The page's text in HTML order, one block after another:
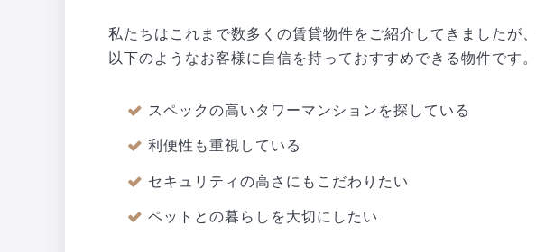
私たちはこれまで数多くの賃貸物件をご紹介してきましたが
以下のようなお客様に自信を持っておすすめできる物件です。
スペックの高いタワーマンションを探している
利便性も重視している
セキュリティの高さにもこだわりたい
ペットとの暮らしを大切にしたい